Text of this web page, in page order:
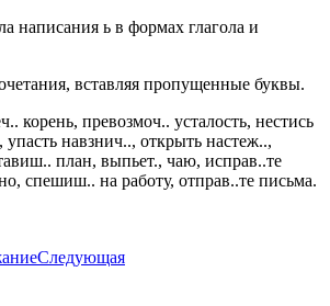
написания ь в формах глагола и
вставляя пропущенные буквы.
корень, превозмоч.. усталость, нестись
упасть навзнич.., открыть настеж..,
план, выпьет., чаю, исправ..те
спешиш.. на работу, отправ..те письма.
Следующая